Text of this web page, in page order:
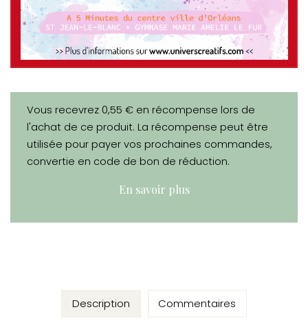
Vous recevrez 0,55 € en récompense lors de
l'achat de ce produit. La récompense peut être
utilisée pour payer vos prochaines commandes,
convertie en code de bon de réduction.
En savoir plus
Description Commentaires